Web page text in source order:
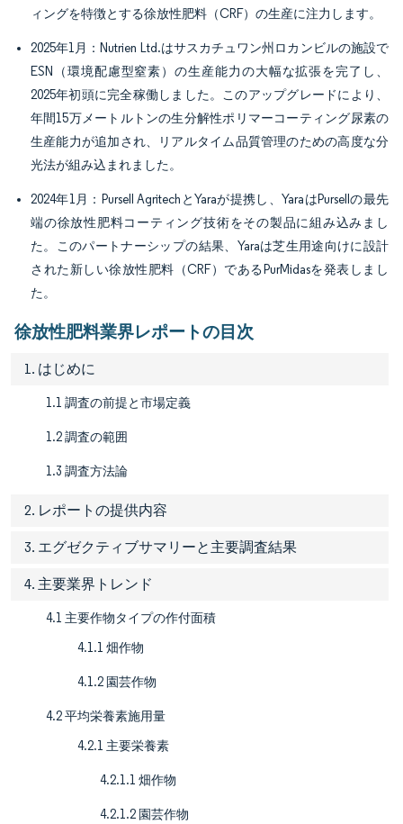
ィングを特徴とする徐放性肥料（CRF）の生産に注力します。
2025年1月：Nutrien Ltd.はサスカチュワン州ロカンビルの施設で
ESN（環境配慮型窒素）の生産能力の大幅な拡張を完了し、
2025年初頭に完全稼働しました。このアップグレードにより、
年間15万メートルトンの生分解性ポリマーコーティング尿素の
生産能力が追加され、リアルタイム品質管理のための高度な分
光法が組み込まれました。
2024年1月：Pursell AgritechとYaraが提携し、YaraはPursellの最先
端の徐放性肥料コーティング技術をその製品に組み込みまし
た。このパートナーシップの結果、Yaraは芝生用途向けに設計
された新しい徐放性肥料（CRF）であるPurMidasを発表しまし
た。
徐放性肥料業界レポートの目次
1. はじめに
1.1 調査の前提と市場定義
1.2 調査の範囲
1.3 調査方法論
2. レポートの提供内容
3. エグゼクティブサマリーと主要調査結果
4. 主要業界トレンド
4.1 主要作物タイプの作付面積
4.1.1 畑作物
4.1.2 園芸作物
4.2 平均栄養素施用量
4.2.1 主要栄養素
4.2.1.1 畑作物
4.2.1.2 園芸作物